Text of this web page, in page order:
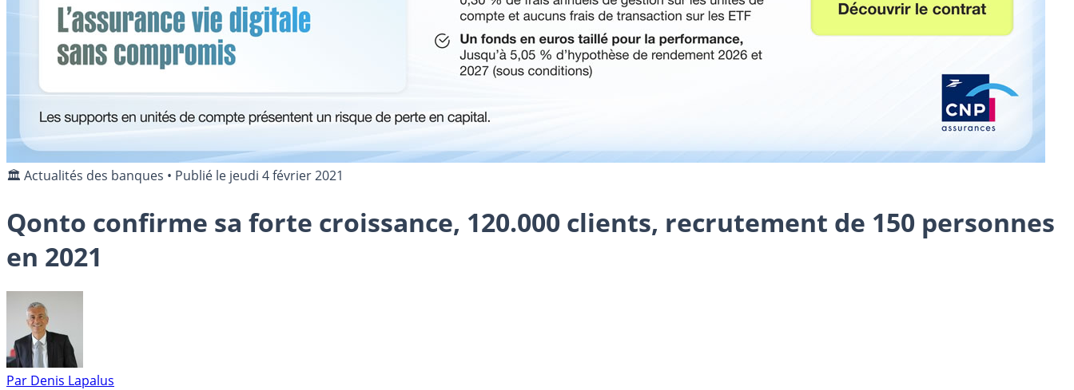
🏛️ Actualités des banques • Publié le jeudi 4 février 2021
Qonto confirme sa forte croissance, 120.000 clients, recrutement de 150 personnes
en 2021
Par Denis Lapalus